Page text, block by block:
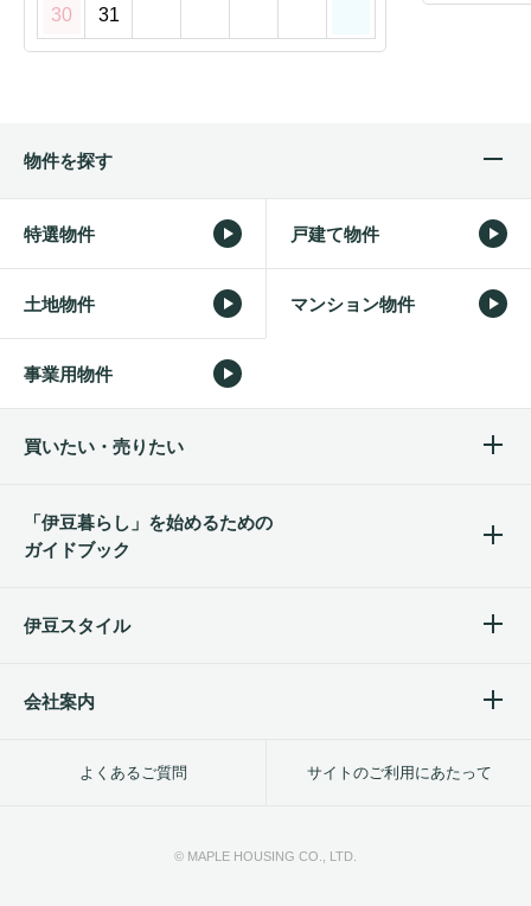
30 31
物件を探す
特選物件 戸建て物件
土地物件 マンション物件
事業用物件
買いたい・売りたい
「伊豆暮らし」を始めるための
ガイドブック
伊豆スタイル
会社案内
よくあるご質問 サイトのご利用にあたって
© MAPLE HOUSING CO., LTD.